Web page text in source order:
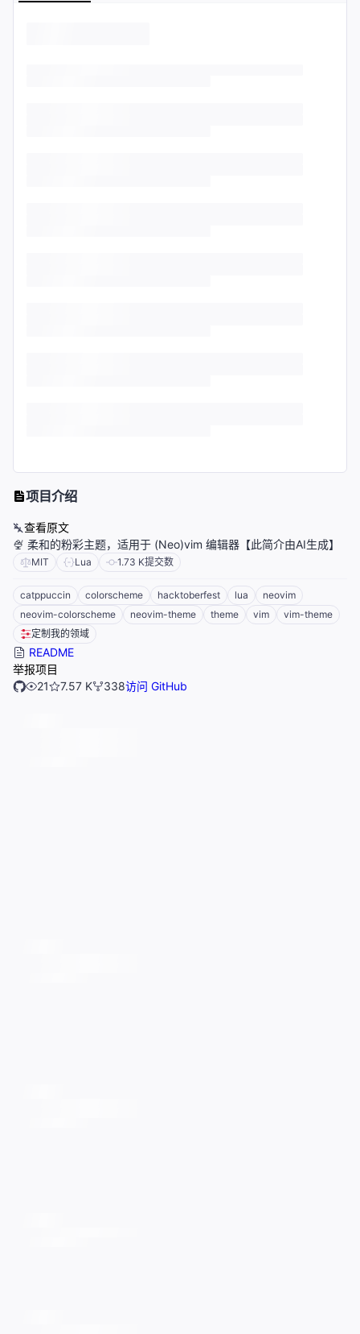
项目介绍
查看原文
🍨 柔和的粉彩主题，适用于 (Neo)vim 编辑器【此简介由AI生成】
MIT Lua 1.73 K提交数
catppuccin colorscheme hacktoberfest lua
neovim
neovim-colorscheme
neovim-theme theme vim
vim-theme
定制我的领域
README
举报项目
21
7.57 K 338访问 GitHub